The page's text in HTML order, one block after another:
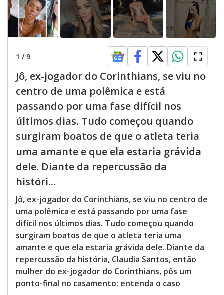
1 / 9
Jô, ex-jogador do Corinthians, se viu no
centro de uma polêmica e está
passando por uma fase difícil nos
últimos dias. Tudo começou quando
surgiram boatos de que o atleta teria
uma amante e que ela estaria grávida
dele. Diante da repercussão da
históri...
Jô, ex-jogador do Corinthians, se viu no centro de
uma polêmica e está passando por uma fase
difícil nos últimos dias. Tudo começou quando
surgiram boatos de que o atleta teria uma
amante e que ela estaria grávida dele. Diante da
repercussão da história, Claudia Santos, então
mulher do ex-jogador do Corinthians, pôs um
ponto-final no casamento; entenda o caso